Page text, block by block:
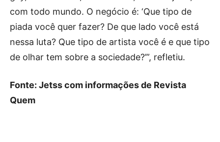
com todo mundo. O negócio é: ‘Que tipo de
piada você quer fazer? De que lado você está
nessa luta? Que tipo de artista você é e que tipo
de olhar tem sobre a sociedade?’”, refletiu.
Fonte: Jetss com informações de Revista
Quem